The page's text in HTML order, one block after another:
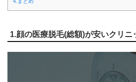
1.顔の医療脱毛(総額)が安いクリニ